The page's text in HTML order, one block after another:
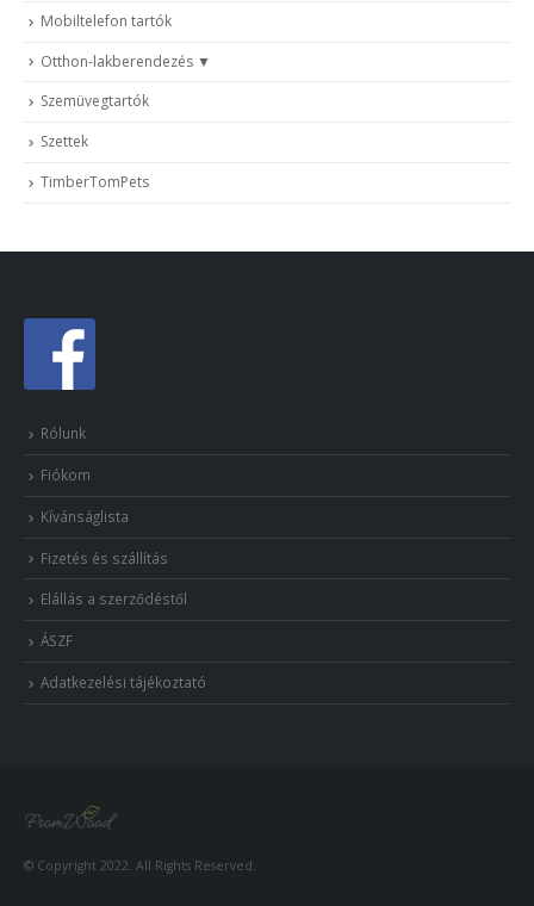
Mobiltelefon tartók
Otthon-lakberendezés
Szemüvegtartók
Szettek
TimberTomPets
Rólunk
Fiókom
Kívánságlista
Fizetés és szállítás
Elállás a szerződéstől
ÁSZF
Adatkezelési tájékoztató
© Copyright 2022. All Rights Reserved.